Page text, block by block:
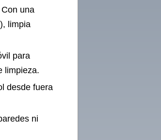
una
limpia
para
limpieza.
desde fuera
ni